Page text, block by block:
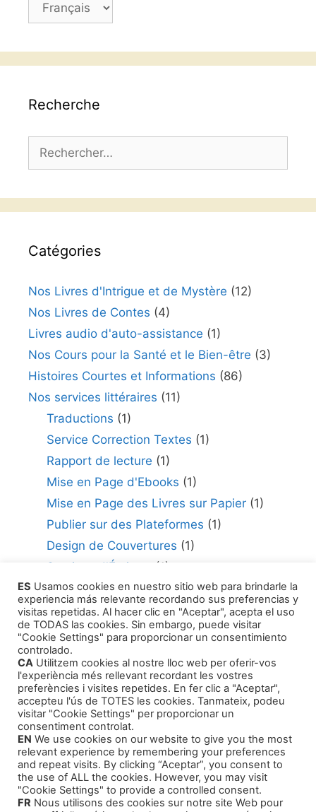
Recherche
Catégories
Nos Livres d'Intrigue et de Mystère (12)
Nos Livres de Contes (4)
Livres audio d'auto-assistance (1)
Nos Cours pour la Santé et le Bien-être (3)
Histoires Courtes et Informations (86)
Nos services littéraires (11)
Traductions (1)
Service Correction Textes (1)
Rapport de lecture (1)
Mise en Page d'Ebooks (1)
Mise en Page des Livres sur Papier(1)
Publier sur des Plateformes (1)
Design de Couvertures (1)
Services d'Écriture
(1)
Consultant en édition(1)
Comment Publier Votre Travail(1)
Agents Littéraires (1)
Produits
Cours de formation
Livres audio - Auto-assistance
Intrigue et Narration
ES Usamos cookies en nuestro sitio web para brindarle la
experiencia más relevante recordando sus preferencias y
visitas repetidas. Al hacer clic en "Aceptar", acepta el uso
de TODAS las cookies. Sin embargo, puede visitar
"Cookie Settings" para proporcionar un consentimiento
controlado.
CA Utilitzem cookies al nostre lloc web per oferir-vos
l'experiència més rellevant recordant les vostres
preferències i visites repetides. En fer clic a "Aceptar",
accepteu l'ús de TOTES les cookies. Tanmateix, podeu
visitar "Cookie Settings" per proporcionar un
consentiment controlat.
EN We use cookies on our website to give you the most
relevant experience by remembering your preferences
and repeat visits. By clicking “Aceptar”, you consent to
the use of ALL the cookies. However, you may visit
"Cookie Settings" to provide a controlled consent.
FR Nous utilisons des cookies sur notre site Web pour